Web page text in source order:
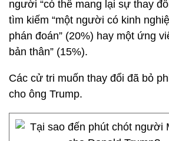
người “có thể mang lại sự thay
tìm kiếm “một người có kinh
phán đoán” (20%) hay một ứng
bản thân” (15%).
Các cử tri muốn thay đổi đã bỏ
cho ông Trump.